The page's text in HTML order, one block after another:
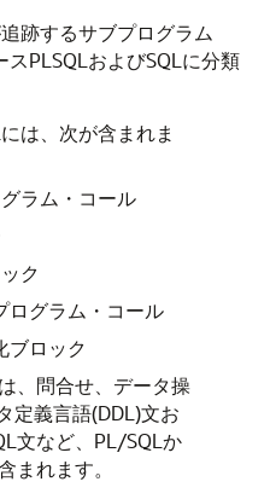
跡するサブプログラム
PLSQLおよびSQLに分類
は、次が含まれま
ラム・コール
ク
ログラム・コール
ブロック
、問合せ、データ操
定義言語(DDL)文お
文など、PL/SQLか
まれます。